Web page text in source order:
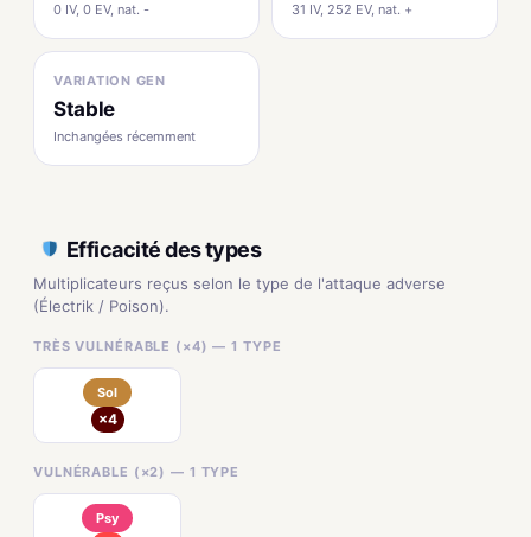
0 IV, 0 EV, nat. - 31 IV, 252 EV, nat. +
VARIATION GEN
Stable
Inchangées récemment
Efficacité des types
Multiplicateurs reçus selon le type de l'attaque adverse
(Électrik / Poison).
TRÈS VULNÉRABLE (×4) — 1 TYPE
Sol
×4
VULNÉRABLE (×2) — 1 TYPE
Psy